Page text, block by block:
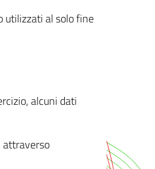
utilizzati al solo fine
alcuni dati
attraverso